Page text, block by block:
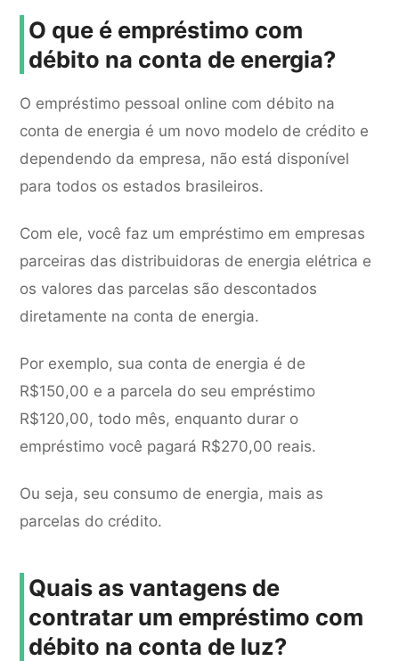
O que é empréstimo com
débito na conta de energia?
O empréstimo pessoal online com débito na
conta de energia é um novo modelo de crédito e
dependendo da empresa, não está disponível
para todos os estados brasileiros.
Com ele, você faz um empréstimo em empresas
parceiras das distribuidoras de energia elétrica e
os valores das parcelas são descontados
diretamente na conta de energia.
Por exemplo, sua conta de energia é de
R$150,00 e a parcela do seu empréstimo
R$120,00, todo mês, enquanto durar o
empréstimo você pagará R$270,00 reais.
Ou seja, seu consumo de energia, mais as
parcelas do crédito.
Quais as vantagens de
contratar um empréstimo com
débito na conta de luz?